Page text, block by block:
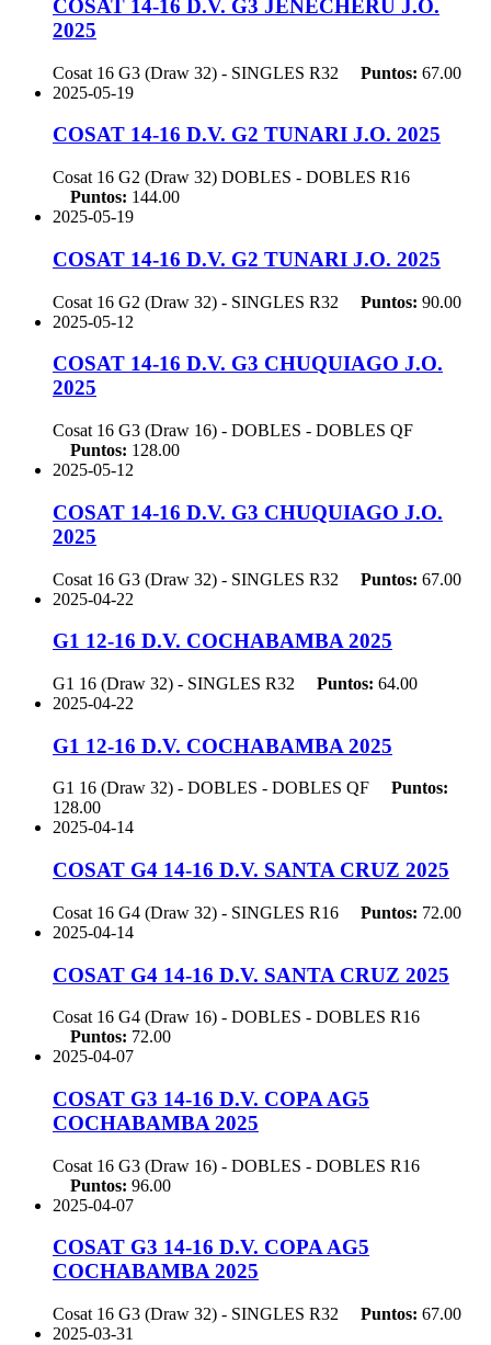
COSAT 14-16 D.V. G3 JENECHERU J.O.
2025
Cosat 16 G3 (Draw 32) - SINGLES R32 Puntos: 67.00
2025-05-19
COSAT 14-16 D.V. G2 TUNARI J.O. 2025
Cosat 16 G2 (Draw 32) DOBLES - DOBLES R16
Puntos: 144.00
2025-05-19
COSAT 14-16 D.V. G2 TUNARI J.O. 2025
Cosat 16 G2 (Draw 32) - SINGLES R32 Puntos: 90.00
2025-05-12
COSAT 14-16 D.V. G3 CHUQUIAGO J.O.
2025
Cosat 16 G3 (Draw 16) - DOBLES - DOBLES QF
Puntos: 128.00
2025-05-12
COSAT 14-16 D.V. G3 CHUQUIAGO J.O.
2025
Cosat 16 G3 (Draw 32) - SINGLES R32 Puntos: 67.00
2025-04-22
G1 12-16 D.V. COCHABAMBA 2025
G1 16 (Draw 32) - SINGLES R32 Puntos: 64.00
2025-04-22
G1 12-16 D.V. COCHABAMBA 2025
G1 16 (Draw 32) - DOBLES - DOBLES QF
Puntos:
128.00
2025-04-14
COSAT G4 14-16 D.V. SANTA CRUZ 2025
Cosat 16 G4 (Draw 32) - SINGLES R16 Puntos: 72.00
2025-04-14
COSAT G4 14-16 D.V. SANTA CRUZ 2025
Cosat 16 G4 (Draw 16) - DOBLES - DOBLES R16
Puntos: 72.00
2025-04-07
COSAT G3 14-16 D.V. COPA AG5
COCHABAMBA 2025
Cosat 16 G3 (Draw 16) - DOBLES - DOBLES R16
Puntos: 96.00
2025-04-07
COSAT G3 14-16 D.V. COPA AG5
COCHABAMBA 2025
Cosat 16 G3 (Draw 32) - SINGLES R32 Puntos: 67.00
2025-03-31